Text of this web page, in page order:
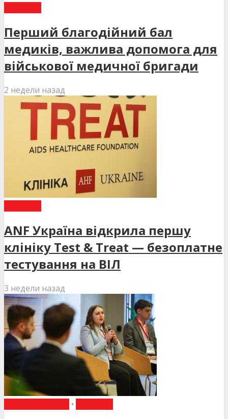
Перший благодійний бал
медиків, важлива допомога для
військової медичної бригади
2 недели назад
ANF Україна відкрила першу
клініку Test & Treat — безоплатне
тестування на ВІЛ
3 недели назад
•